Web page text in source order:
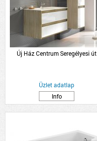
Új Ház Centrum Seregélyesi út
Üzlet adatlap
Info